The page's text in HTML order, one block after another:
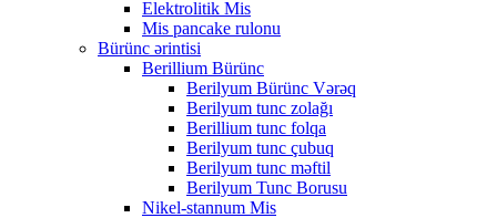
Elektrolitik Mis
Mis pancake rulonu
Bürünc ərintisi
Berillium Bürünc
Berilyum Bürünc Vərəq
Berilyum tunc zolağı
Berillium tunc folqa
Berilyum tunc çubuq
Berilyum tunc məftil
Berilyum Tunc Borusu
Nikel-stannum Mis